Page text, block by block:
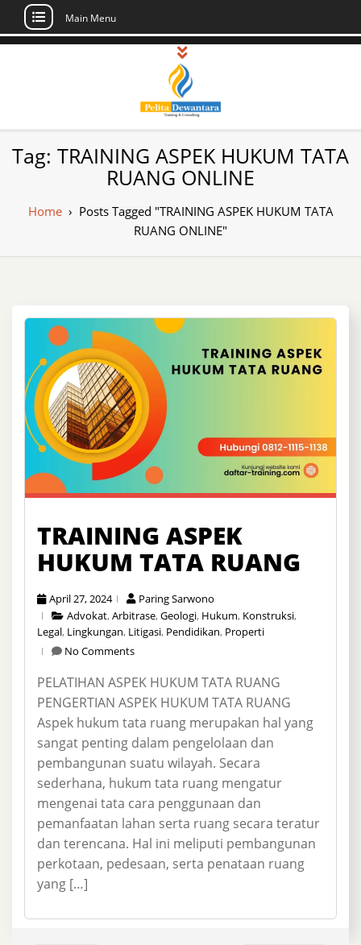
Skip
Main Menu
Pusat Pelatihan
dan Sertifikasi –
Daftar Training
Indonesia
Sertifikasi di Indonesia
Tag: TRAINING ASPEK HUKUM TATA
RUANG ONLINE
Home› Posts Tagged "TRAINING ASPEK HUKUM TATA
RUANG ONLINE"
TRAINING ASPEK
HUKUM TATA RUANG
April 27, 2024
Paring Sarwono
Advokat,Arbitrase,Geologi, Hukum, Konstruksi,
Legal, Lingkungan, Litigasi, Pendidikan, Properti
No Comments
PELATIHAN ASPEK HUKUM TATA RUANG
PENGERTIAN ASPEK HUKUM TATA RUANG
Aspek hukum tata ruang merupakan hal yang
sangat penting dalam pengelolaan dan
pembangunan suatu wilayah. Secara
sederhana, hukum tata ruang mengatur
mengenai tata cara penggunaan dan
pemanfaatan lahan serta ruang secara teratur
dan terencana. Hal ini meliputi pembangunan
perkotaan, pedesaan, serta penataan ruang
yang […]